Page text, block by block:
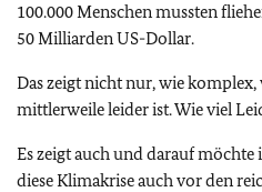
100.000 Menschen mussten
50 Milliarden US-Dollar.
Das zeigt nicht nur, wie
mittlerweile leider ist. Wie viel
Es zeigt auch und darauf möchte
diese Klimakrise auch vor den